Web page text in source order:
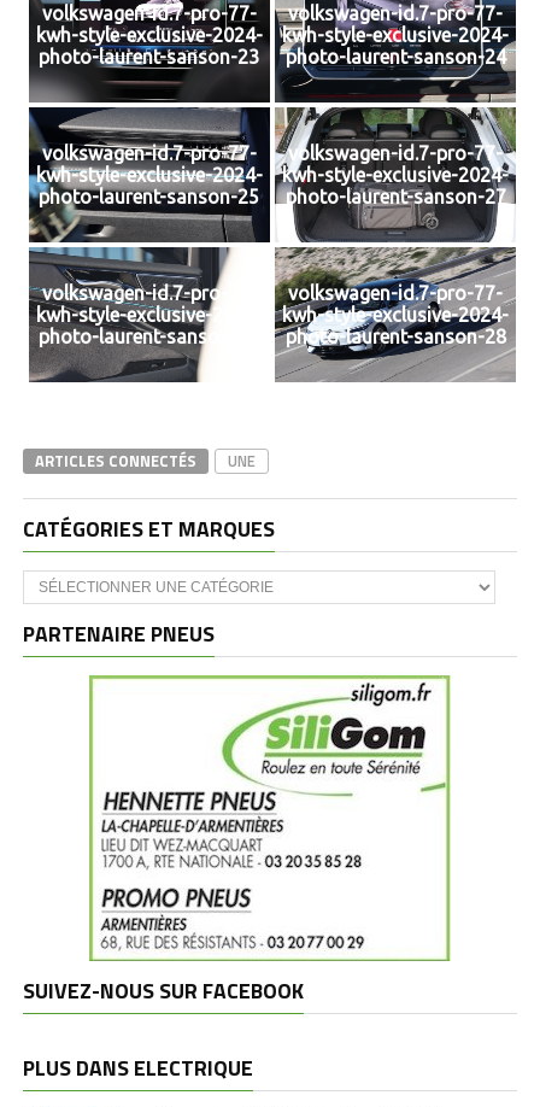
volkswagen-id.7-pro-77-
kwh-style-exclusive-2024-
photo-laurent-sanson-23
volkswagen-id.7-pro-77-
kwh-style-exclusive-2024-
photo-laurent-sanson-24
volkswagen-id.7-pro-77-
kwh-style-exclusive-2024-
photo-laurent-sanson-25
volkswagen-id.7-pro-77-
kwh-style-exclusive-2024-
photo-laurent-sanson-27
volkswagen-id.7-pro-77-
kwh-style-exclusive-2024-
photo-laurent-sanson-26
volkswagen-id.7-pro-77-
kwh-style-exclusive-2024-
photo-laurent-sanson-28
ARTICLES CONNECTÉS UNE
CATÉGORIES ET MARQUES
Catégories
et
PARTENAIRE PNEUS
SUIVEZ-NOUS SUR FACEBOOK
PLUS DANS ELECTRIQUE